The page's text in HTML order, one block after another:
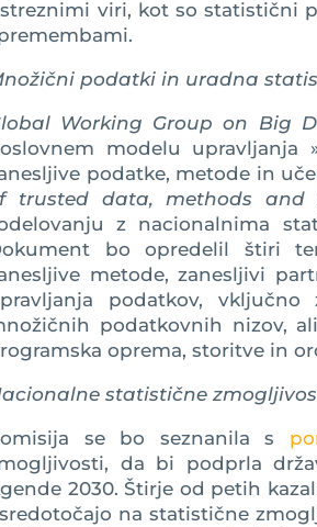
viri, kot so statistični
podatki in uradna
Working Group on Big
modelu upravljanja
podatke, metode in
trusted data, methods and
z nacionalnima
bo opredelil štiri
metode, zanesljivi
podatkov,
podatkovnih nizov,
oprema, storitve in
statistične
se bo seznanila s
da bi podprla
2030. Štirje od petih
na statistične